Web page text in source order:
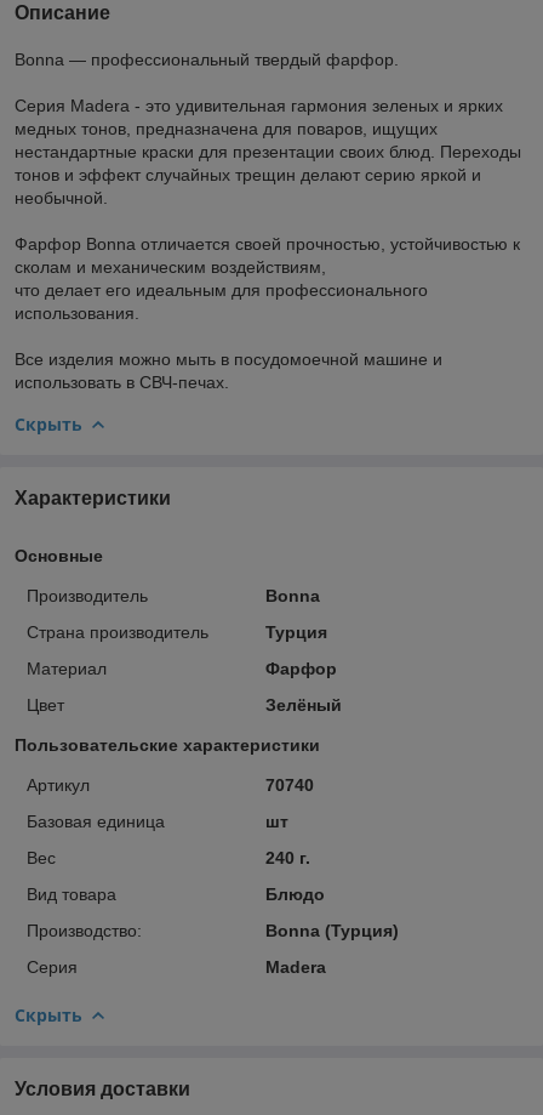
Описание
Bonna — профессиональный твердый фарфор.
Серия Madera - это удивительная гармония зеленых и ярких
медных тонов, предназначена для поваров, ищущих
нестандартные краски для презентации своих блюд. Переходы
тонов и эффект случайных трещин делают серию яркой и
необычной.
Фарфор Bonna отличается своей прочностью, устойчивостью к
сколам и механическим воздействиям,
что делает его идеальным для профессионального
использования.
Все изделия можно мыть в посудомоечной машине и
использовать в СВЧ-печах.
Скрыть
Характеристики
Основные
Производитель
Bonna
Страна производитель
Турция
Материал
Фарфор
Цвет
Зелёный
Пользовательские характеристики
Артикул
70740
Базовая единица
шт
Вес
240 г.
Вид товара
Блюдо
Производство:
Bonna (Турция)
Серия
Madera
Скрыть
Условия доставки